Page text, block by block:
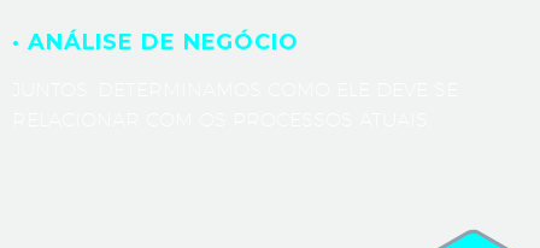
· ANÁLISE DE NEGÓCIO